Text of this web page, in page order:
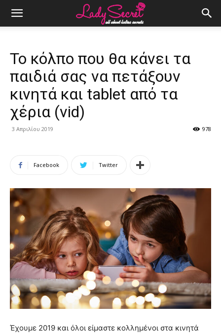
Το κόλπο που θα κάνει τα
παιδιά σας να πετάξουν
κινητά και tablet από τα
χέρια (vid)
3 Απριλίου 2019 978
Facebook Twitter
Έχουμε 2019 και όλοι είμαστε κολλημένοι στα κινητά